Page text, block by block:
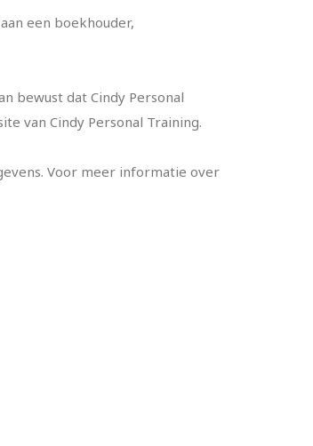
een boekhouder,
bewust dat Cindy Personal
van Cindy Personal Training.
Voor meer informatie over